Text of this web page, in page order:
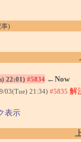
事)
22:01) #5834 ←Now
03(Tue) 21:34) #5835 解
表示